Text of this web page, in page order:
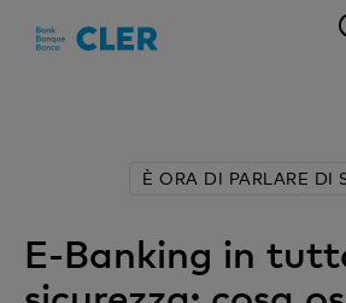
È ORA DI PARLARE DI
E-Banking in